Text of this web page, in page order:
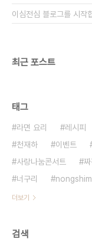
이심전심 블로그를 시작
최근 포스트
태그
라면 요리 레시피
천재하
이벤트
사랑나눔콘서트
짜
너구리
nongshim
더보기
검색